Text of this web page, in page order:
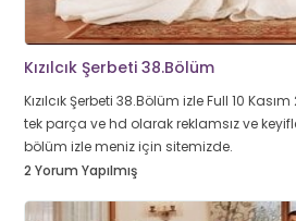
Kızılcık Şerbeti 38.Bölüm
Kızılcık Şerbeti 38.Bölüm izle Full 10
tek parça ve hd olarak reklamsız ve keyifle
bölüm izle meniz için sitemizde.
2 Yorum Yapılmış